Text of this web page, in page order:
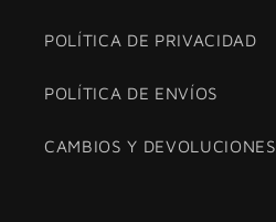
POLÍTICA DE PRIVACIDAD
POLÍTICA DE ENVÍOS
CAMBIOS Y DEVOLUCIONES